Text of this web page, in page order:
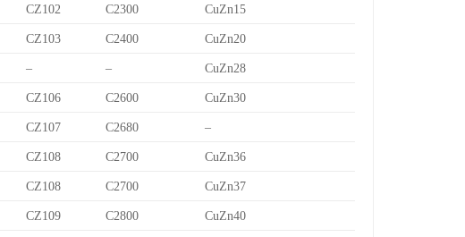
CZ102 C2300 CuZn15
CZ103 C2400 CuZn20
– – CuZn28
CZ106 C2600 CuZn30
CZ107 C2680 –
CZ108 C2700 CuZn36
CZ108 C2700 CuZn37
CZ109 C2800 CuZn40